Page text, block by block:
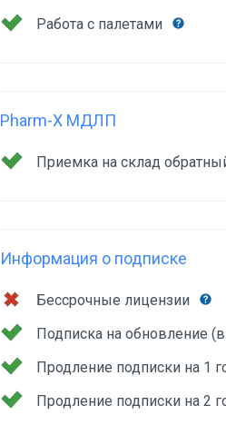
Работа с палетами
Pharm-X МДЛП
Приемка на склад
Информация о подписке
Бессрочные лицензии
Подписка на обновление
Продление подписки на 1
Продление подписки на 2